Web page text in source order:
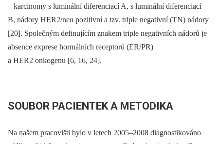
–⁠ karcinomy s luminální diferenciací A, s luminální diferenciací
B, nádory HER2/neu pozitivní a tzv. triple negativní (TN) nádory
[20]. Společným definujícím znakem triple negativních nádorů je
absence exprese hormálních receptorů (ER/PR)
a HER2 onkogenu [6, 16, 24].
SOUBOR PACIENTEK A METODIKA
Na našem pracovišti bylo v letech 2005–2008 diagnostikováno